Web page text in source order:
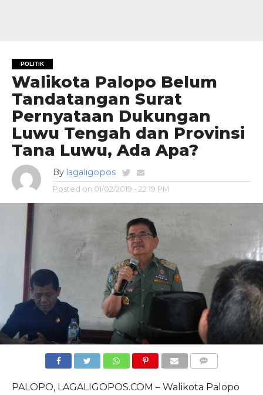
POLITIK
Walikota Palopo Belum
Tandatangan Surat
Pernyataan Dukungan
Luwu Tengah dan Provinsi
Tana Luwu, Ada Apa?
By lagaligopos
Posted on 01/02/2019 - 22:19 PM
PALOPO, LAGALIGOPOS.COM – Walikota Palopo